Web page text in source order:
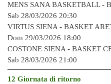
MENS SANA BASKETBALL -
Sab 28/03/2026 20:30
VIRTUS SIENA - BASKET
Dom 29/03/2026 18:00
COSTONE SIENA - BASKET
Sab 28/03/2026 21:00
12 Giornata di ritorno